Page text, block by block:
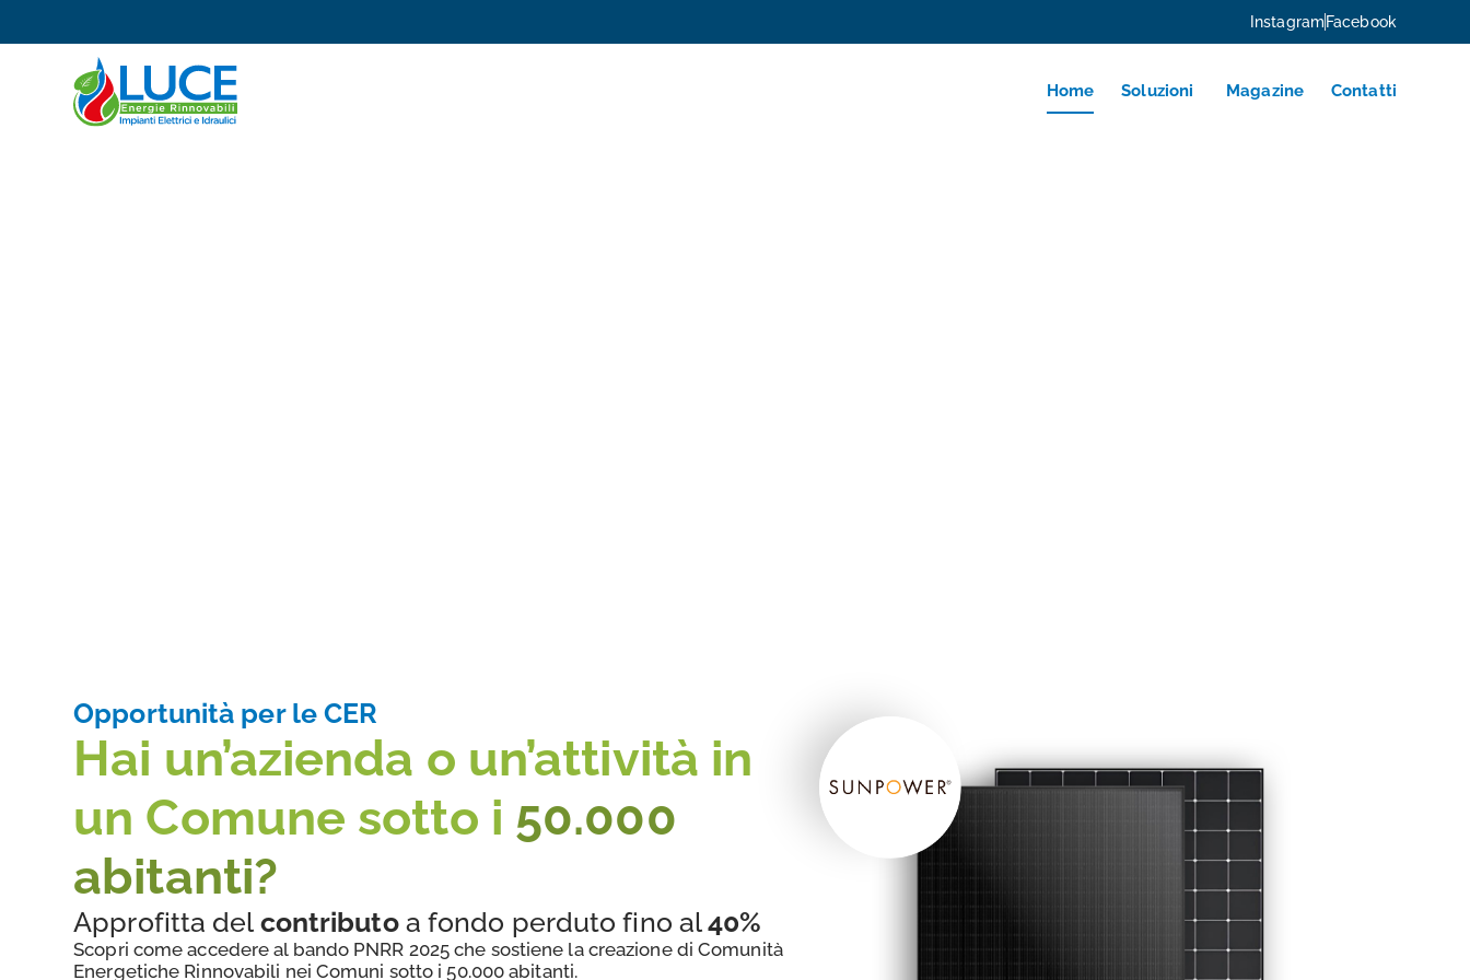
Instagram Facebook
Home Soluzioni Magazine Contatti
Opportunità per le CER
Hai un’azienda o un’attività in
un Comune sotto i 50.000
abitanti?
Approfitta del contributoa fondo perduto fino al40%
Scopri come accedere al bando PNRR 2025 che sostiene la creazione di Comunità
Energetiche Rinnovabili nei Comuni sotto i 50.000 abitanti.